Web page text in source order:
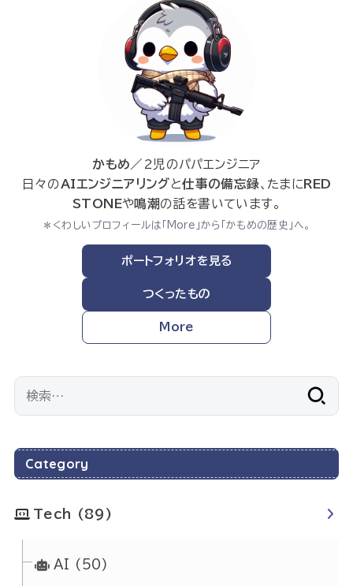
かもめ ／2児のパパエンジニア
日々のAIエンジニアリングと仕事の備忘録、たまにRED
STONEや鳴潮の話を書いています。
＊くわしいプロフィールは「More」から「かもめの歴史」へ。
ポートフォリオを見る
つくったもの
More
Category
Tech (89)
AI (50)